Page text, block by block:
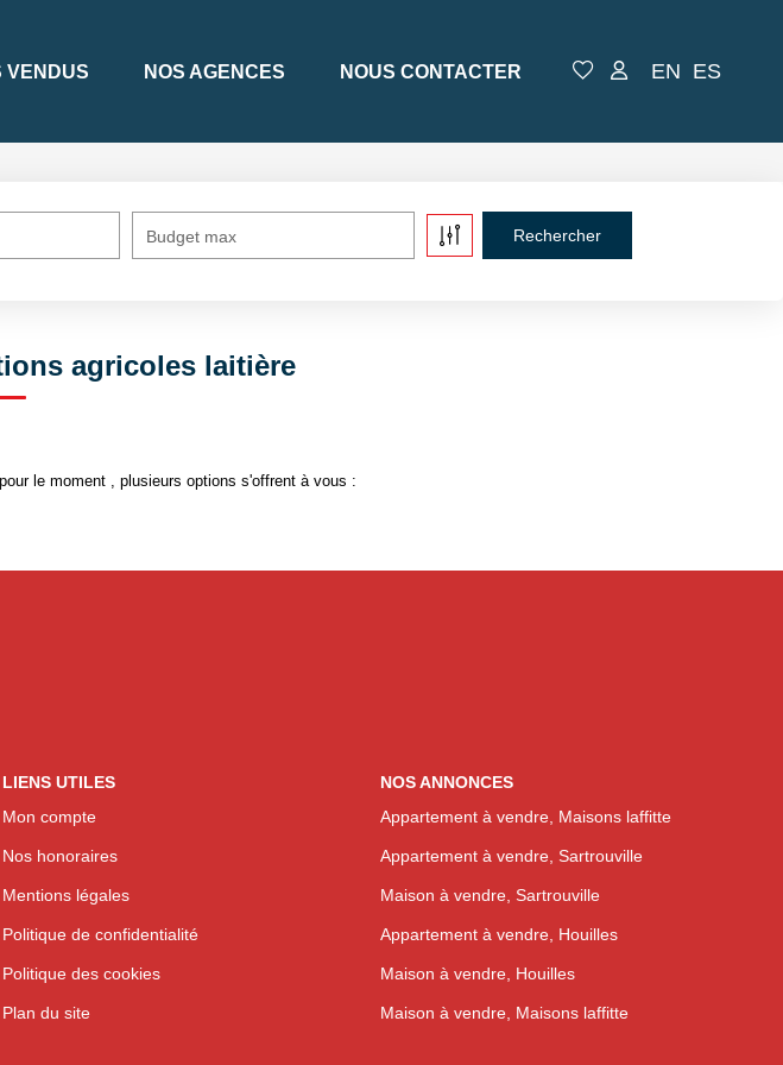
VENDUS NOS AGENCES NOUS CONTACTER EN ES
Budget max
agricoles laitière
le moment , plusieurs options s'offrent à vous :
LIENS UTILES
Mon compte
Nos honoraires
Mentions légales
Politique de confidentialité
Politique des cookies
Plan du site
NOS ANNONCES
Appartement à vendre, Maisons laffitte
Appartement à vendre, Sartrouville
Maison à vendre, Sartrouville
Appartement à vendre, Houilles
Maison à vendre, Houilles
Maison à vendre, Maisons laffitte